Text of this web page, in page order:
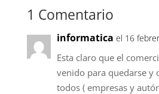
b
o
o
k
dI
n
1 Comentario
informatica el 16
Esta claro que el
venido para quedarse y
todos ( empresas y